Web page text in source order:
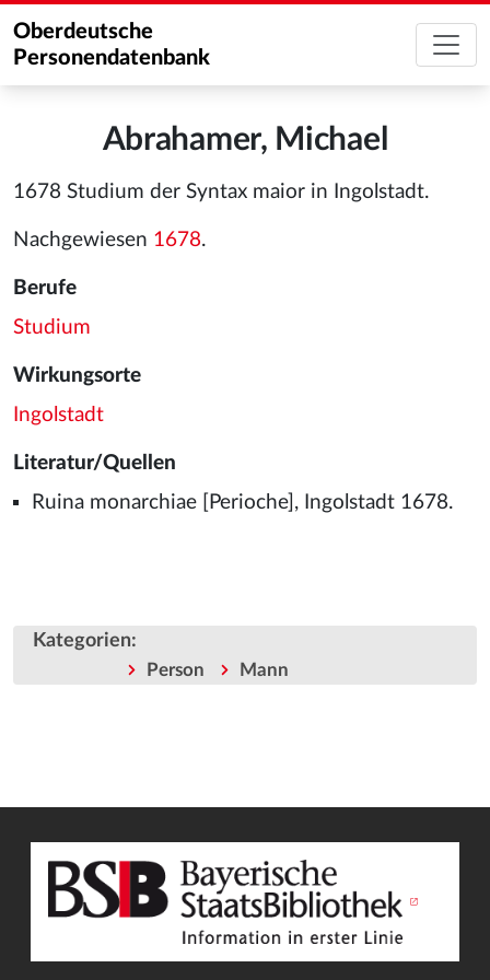
Oberdeutsche
Personendatenbank
Abrahamer, Michael
1678 Studium der Syntax maior in Ingolstadt.
Nachgewiesen 1678.
Berufe
Studium
Wirkungsorte
Ingolstadt
Literatur/Quellen
Ruina monarchiae [Perioche], Ingolstadt 1678.
Kategorien:
Person Mann